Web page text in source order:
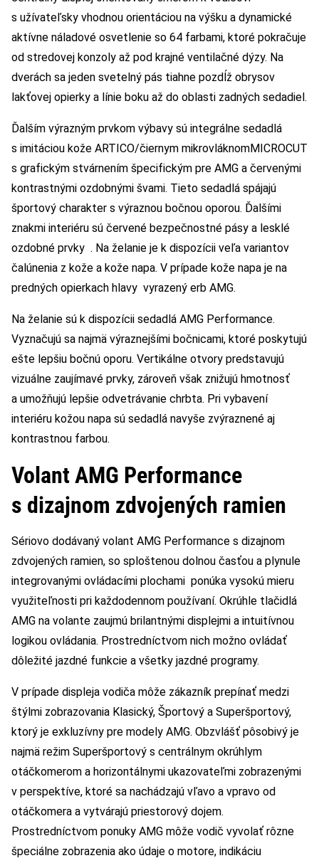
s užívateľsky vhodnou orientáciou na výšku a dynamické
aktívne náladové osvetlenie so 64 farbami, ktoré pokračuje
od stredovej konzoly až pod krajné ventilačné dýzy. Na
dverách sa jeden svetelný pás tiahne pozdĺž obrysov
lakťovej opierky a línie boku až do oblasti zadných sedadiel.
Ďalším výrazným prvkom výbavy sú integrálne sedadlá
s imitáciou kože ARTICO/čiernym mikrovláknomMICROCUT
s grafickým stvárnením špecifickým pre AMG a červenými
kontrastnými ozdobnými švami. Tieto sedadlá spájajú
športový charakter s výraznou bočnou oporou. Ďalšími
znakmi interiéru sú červené bezpečnostné pásy a lesklé
ozdobné prvky . Na želanie je k dispozícii veľa variantov
čalúnenia z kože a kože napa. V prípade kože napa je na
predných opierkach hlavy vyrazený erb AMG.
Na želanie sú k dispozícii sedadlá AMG Performance.
Vyznačujú sa najmä výraznejšími bočnicami, ktoré poskytujú
ešte lepšiu bočnú oporu. Vertikálne otvory predstavujú
vizuálne zaujímavé prvky, zároveň však znižujú hmotnosť
a umožňujú lepšie odvetrávanie chrbta. Pri vybavení
interiéru kožou napa sú sedadlá navyše zvýraznené aj
kontrastnou farbou.
Volant AMG Performance
s dizajnom zdvojených ramien
Sériovo dodávaný volant AMG Performance s dizajnom
zdvojených ramien, so sploštenou dolnou časťou a plynule
integrovanými ovládacími plochami ponúka vysokú mieru
využiteľnosti pri každodennom používaní. Okrúhle tlačidlá
AMG na volante zaujmú brilantnými displejmi a intuitívnou
logikou ovládania. Prostredníctvom nich možno ovládať
dôležité jazdné funkcie a všetky jazdné programy.
V prípade displeja vodiča môže zákazník prepínať medzi
štýlmi zobrazovania Klasický, Športový a Superšportový,
ktorý je exkluzívny pre modely AMG. Obzvlášť pôsobivý je
najmä režim Superšportový s centrálnym okrúhlym
otáčkomerom a horizontálnymi ukazovateľmi zobrazenými
v perspektíve, ktoré sa nachádzajú vľavo a vpravo od
otáčkomera a vytvárajú priestorový dojem.
Prostredníctvom ponuky AMG môže vodič vyvolať rôzne
špeciálne zobrazenia ako údaje o motore, indikáciu